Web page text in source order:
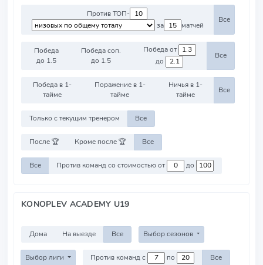
Против ТОП-
за
матчей
Все
Победа
до 1.5
Победа соп.
до 1.5
Победа от
до
Все
Победа в 1-
тайме
Поражение в 1-
тайме
Ничья в 1-
тайме
Все
Только с текущим тренером Все
После 🏆 Кроме после 🏆 Все
Все Против команд со стоимостью от до
KONOPLEV ACADEMY U19
Дома На выезде Все Выбор сезонов
Выбор лиги Против команд с по Все